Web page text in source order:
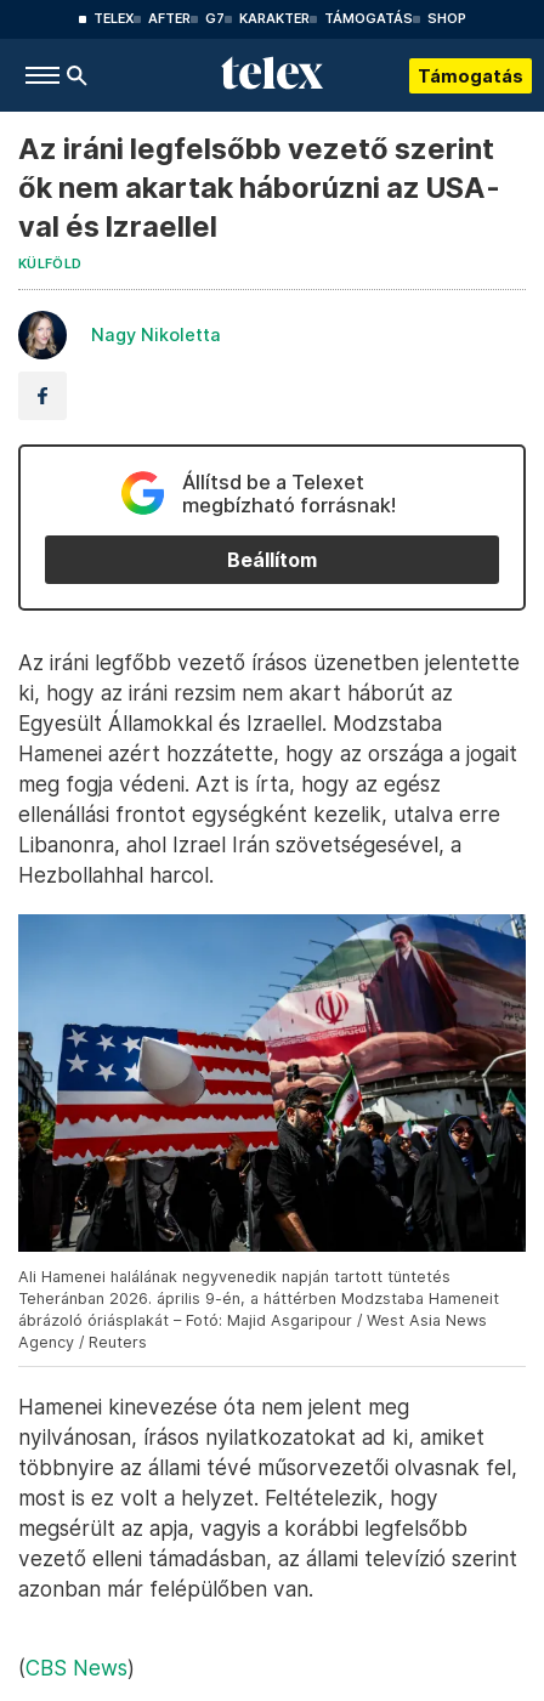
TELEX AFTER G7 KARAKTER TÁMOGATÁS SHOP
Támogatás
Az iráni legfelsőbb vezető szerint
ők nem akartak háborúzni az USA-
val és Izraellel
KÜLFÖLD
Nagy Nikoletta
Állítsd be a Telexet
megbízható forrásnak!
Beállítom
Az iráni legfőbb vezető írásos üzenetben jelentette
ki, hogy az iráni rezsim nem akart háborút az
Egyesült Államokkal és Izraellel. Modzstaba
Hamenei azért hozzátette, hogy az országa a jogait
meg fogja védeni. Azt is írta, hogy az egész
ellenállási frontot egységként kezelik, utalva erre
Libanonra, ahol Izrael Irán szövetségesével, a
Hezbollahhal harcol.
Ali Hamenei halálának negyvenedik napján tartott tüntetés
Teheránban 2026. április 9-én, a háttérben Modzstaba Hameneit
ábrázoló óriásplakát – Fotó: Majid Asgaripour / West Asia News
Agency / Reuters
Hamenei kinevezése óta nem jelent meg
nyilvánosan, írásos nyilatkozatokat ad ki, amiket
többnyire az állami tévé műsorvezetői olvasnak fel,
most is ez volt a helyzet. Feltételezik, hogy
megsérült az apja, vagyis a korábbi legfelsőbb
vezető elleni támadásban, az állami televízió szerint
azonban már felépülőben van.
(CBS News)